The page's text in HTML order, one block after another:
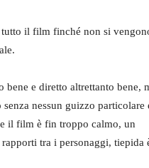
il film finché non si
bene e diretto altrettanto bene,
nessun guizzo particolare
il film è fin troppo calmo, un
tra i personaggi, tiepida